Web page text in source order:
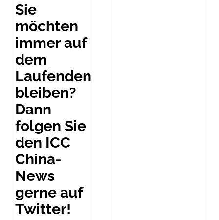
Sie
möchten
immer auf
dem
Laufenden
bleiben?
Dann
folgen Sie
den ICC
China-
News
gerne auf
Twitter!